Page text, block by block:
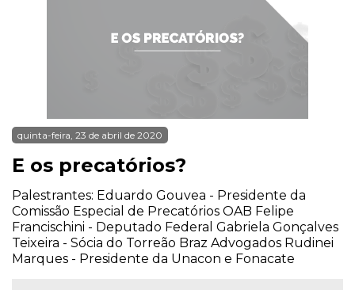
quinta-feira, 23 de abril de 2020
E os precatórios?
Palestrantes: Eduardo Gouvea - Presidente da
Comissão Especial de Precatórios OAB Felipe
Francischini - Deputado Federal Gabriela Gonçalves
Teixeira - Sócia do Torreão Braz Advogados Rudinei
Marques - Presidente da Unacon e Fonacate